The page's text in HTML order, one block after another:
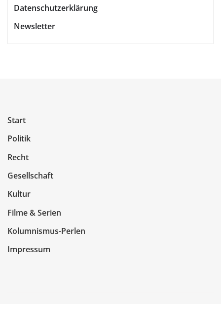
Datenschutzerklärung
Newsletter
Start
Politik
Recht
Gesellschaft
Kultur
Filme & Serien
Kolumnismus-Perlen
Impressum